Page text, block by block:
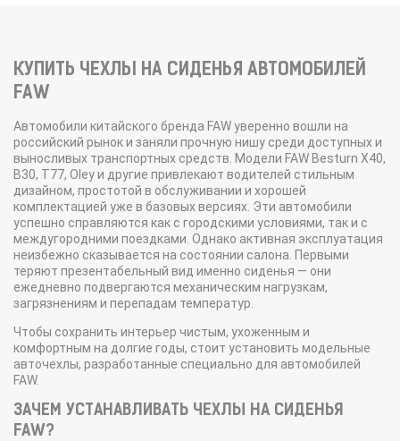
КУПИТЬ ЧЕХЛЫ НА СИДЕНЬЯ АВТОМОБИЛЕЙ
FAW
Автомобили китайского бренда FAW уверенно вошли на
российский рынок и заняли прочную нишу среди доступных и
выносливых транспортных средств. Модели FAW Besturn X40,
B30, T77, Oley и другие привлекают водителей стильным
дизайном, простотой в обслуживании и хорошей
комплектацией уже в базовых версиях. Эти автомобили
успешно справляются как с городскими условиями, так и с
междугородними поездками. Однако активная эксплуатация
неизбежно сказывается на состоянии салона. Первыми
теряют презентабельный вид именно сиденья — они
ежедневно подвергаются механическим нагрузкам,
загрязнениям и перепадам температур.
Чтобы сохранить интерьер чистым, ухоженным и
комфортным на долгие годы, стоит установить модельные
авточехлы, разработанные специально для автомобилей
FAW.
ЗАЧЕМ УСТАНАВЛИВАТЬ ЧЕХЛЫ НА СИДЕНЬЯ
FAW?